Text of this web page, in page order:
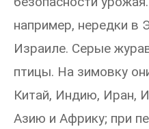
например, нередки в
Израиле. Серые
птицы. На зимовку
Китай, Индию, Иран,
Азию и Африку; при